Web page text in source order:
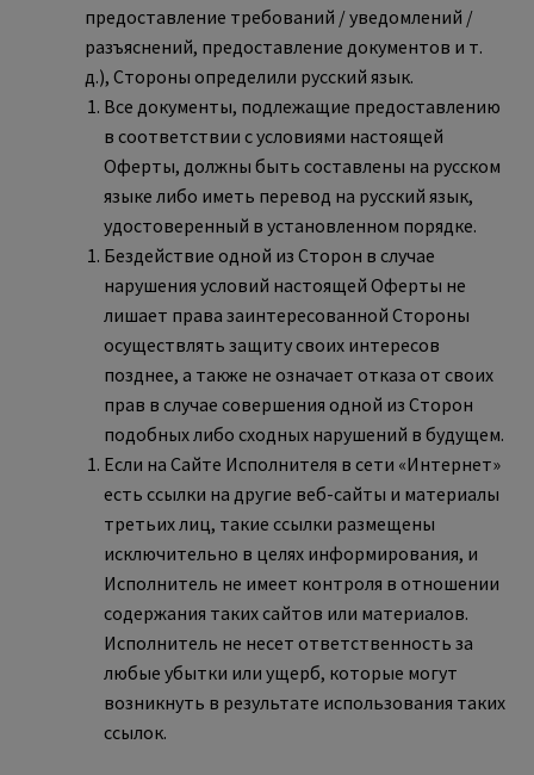
предоставление требований / уведомлений /
разъяснений, предоставление документов и т.
д.), Стороны определили русский язык.
Все документы, подлежащие предоставлению
в соответствии с условиями настоящей
Оферты, должны быть составлены на русском
языке либо иметь перевод на русский язык,
удостоверенный в установленном порядке.
Бездействие одной из Сторон в случае
нарушения условий настоящей Оферты не
лишает права заинтересованной Стороны
осуществлять защиту своих интересов
позднее, а также не означает отказа от своих
прав в случае совершения одной из Сторон
подобных либо сходных нарушений в будущем.
Если на Сайте Исполнителя в сети «Интернет»
есть ссылки на другие веб-сайты и материалы
третьих лиц, такие ссылки размещены
исключительно в целях информирования, и
Исполнитель не имеет контроля в отношении
содержания таких сайтов или материалов.
Исполнитель не несет ответственность за
любые убытки или ущерб, которые могут
возникнуть в результате использования таких
ссылок.